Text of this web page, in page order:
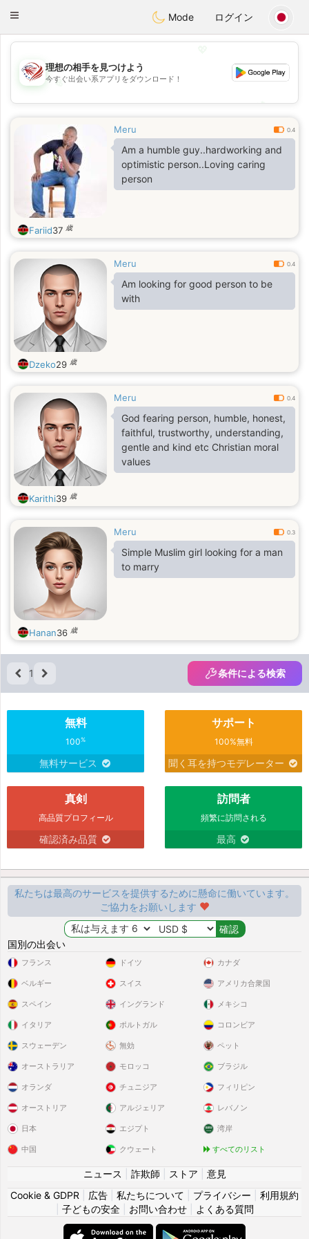
StatesDating
Toggle
Mode ログイン
💖
💕
理想の相手を見つけよう
今すぐ出会い系アプリをダウンロード！
Meru 0.4
Am a humble guy..hardworking and
optimistic person..Loving caring
person
Fariid37 歳
Meru 0.4
Am looking for good person to be
with
Dzeko29 歳
Meru 0.4
God fearing person, humble, honest,
faithful, trustworthy, understanding,
gentle and kind etc Christian moral
values
Karithi39 歳
Meru 0.3
Simple Muslim girl looking for a man
to marry
Hanan36 歳
1 条件による検索
無料
100%
無料サービス
サポート
100%無料
聞く耳を持つモデレーター
真剣
高品質プロフィール
確認済み品質
訪問者
頻繁に訪問される
最高
私たちは最高のサービスを提供するために懸命に働いています。
ご協力をお願いします
国別の出会い
フランス
ベルギー
スペイン
イタリア
スウェーデン
ドイツ
スイス
イングランド
ポルトガル
無効
カナダ
アメリカ合衆国
メキシコ
コロンビア
ペット
オーストラリア
オランダ
オーストリア
日本
中国
モロッコ
チュニジア
アルジェリア
エジプト
クウェート
ブラジル
フィリピン
レバノン
湾岸
すべてのリスト
ニュース 詐欺師 ストア
意見
Cookie & GDPR
広告 私たちについて プライバシー
利用規約
子どもの安全| お問い合わせ| よくある質問